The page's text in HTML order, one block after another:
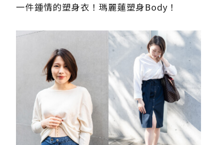
一件鍾情的塑身衣！瑪麗蓮塑身Body！